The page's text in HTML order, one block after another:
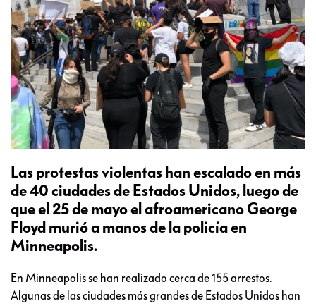
Las protestas violentas han escalado en más
de 40 ciudades de Estados Unidos, luego de
que el 25 de mayo el afroamericano George
Floyd murió a manos de la policía en
Minneapolis.
En Minneapolis se han realizado cerca de 155 arrestos.
Algunas de las ciudades más grandes de Estados Unidos han